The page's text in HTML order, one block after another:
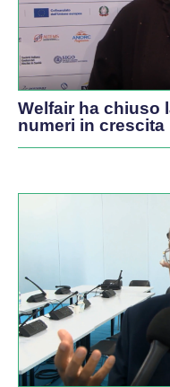
Welfair ha chiuso
numeri in crescita